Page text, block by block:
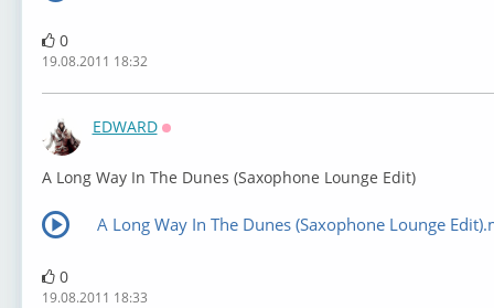
0
19.08.2011 18:32
EDWARD
A Long Way In The Dunes (Saxophone Lounge Edit)
A Long Way In The Dunes (Saxophone Lounge
0
19.08.2011 18:33